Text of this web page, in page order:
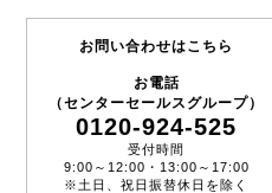
お問い合わせはこちら
お電話
（センターセールスグループ）
0120-924-525
受付時間
9:00～12:00・13:00～17:00
※土日、祝日振替休日を除く